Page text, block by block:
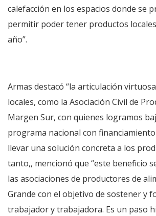
calefacción en los espacios donde se
permitir poder tener productos
año”.
Armas destacó “la articulación
locales, como la Asociación Civil de
Margen Sur, con quienes logramos
programa nacional con
llevar una solución concreta a los
tanto,, mencionó que “este beneficio
las asociaciones de productores de
Grande con el objetivo de sostener y
trabajador y trabajadora. Es un paso